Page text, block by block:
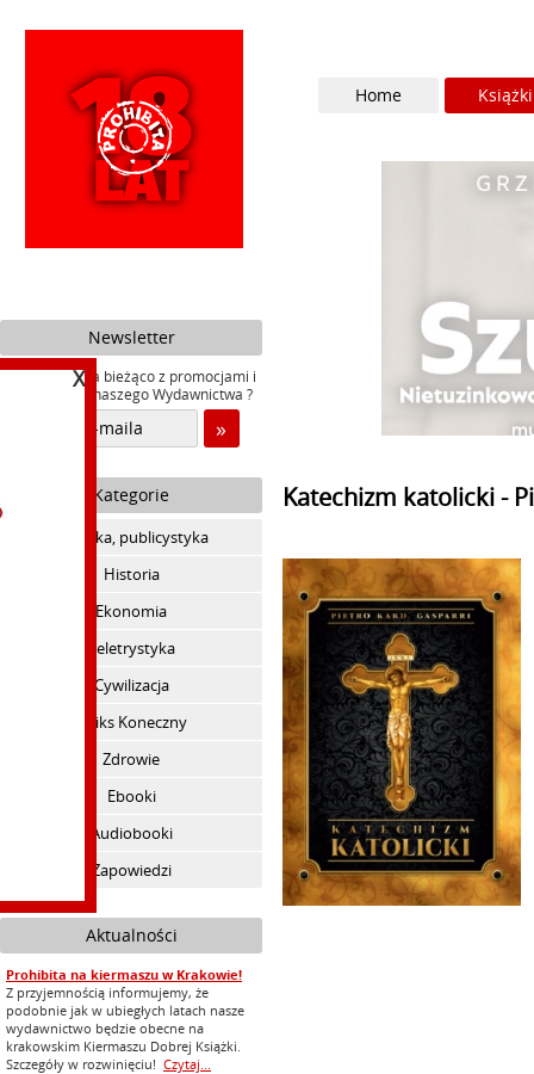
Newsletter
Chcesz być na bieżąco z promocjami i
nowościami naszego Wydawnictwa ?
Kategorie
Polityka, publicystyka
Historia
Ekonomia
Beletrystyka
Cywilizacja
Feliks Koneczny
Zdrowie
Ebooki
Audiobooki
Zapowiedzi
Aktualności
Prohibita na kiermaszu w Krakowie!
Z przyjemnością informujemy, że
podobnie jak w ubiegłych latach nasze
wydawnictwo będzie obecne na
krakowskim Kiermaszu Dobrej Książki.
Szczegóły w rozwinięciu! Czytaj...
Książki
Home
Katechizm katolicki -
X